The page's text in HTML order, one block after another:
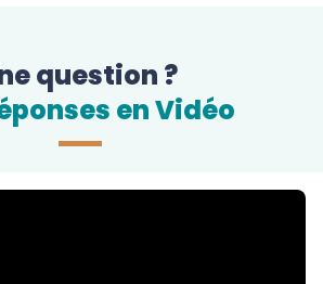
question ?
en Vidéo